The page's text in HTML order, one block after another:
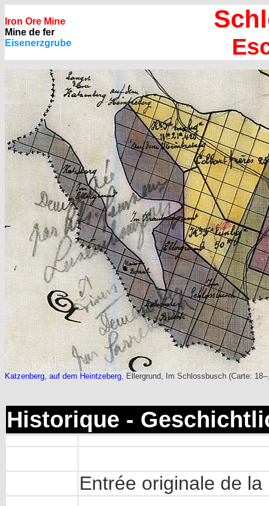
Iron Ore Mine
Mine de fer
Eisenerzgrube
Katzenberg, auf dem Heintzeberg, Ellergrund, Im Schlossbusch (Carte:
Historique -
Entrée originale de